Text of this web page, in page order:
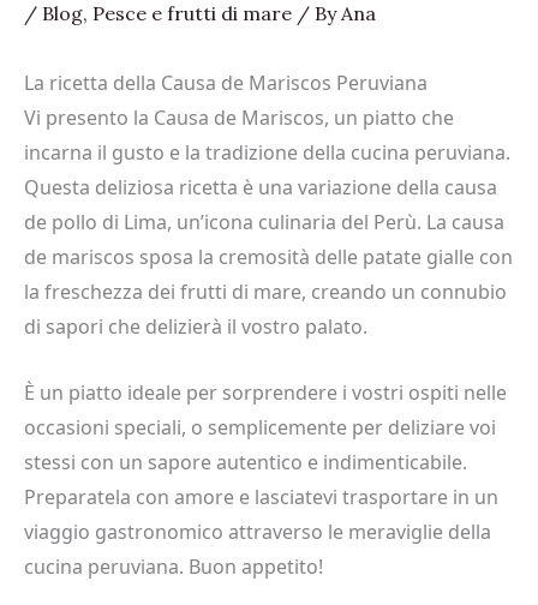
/ Blog, Pesce e frutti di mare / ByAna
La ricetta della Causa de Mariscos Peruviana
Vi presento la Causa de Mariscos, un piatto che
incarna il gusto e la tradizione della cucina peruviana.
Questa deliziosa ricetta è una variazione della causa
de pollo di Lima, un’icona culinaria del Perù. La causa
de mariscos sposa la cremosità delle patate gialle con
la freschezza dei frutti di mare, creando un connubio
di sapori che delizierà il vostro palato.
È un piatto ideale per sorprendere i vostri ospiti nelle
occasioni speciali, o semplicemente per deliziare voi
stessi con un sapore autentico e indimenticabile.
Preparatela con amore e lasciatevi trasportare in un
viaggio gastronomico attraverso le meraviglie della
cucina peruviana. Buon appetito!